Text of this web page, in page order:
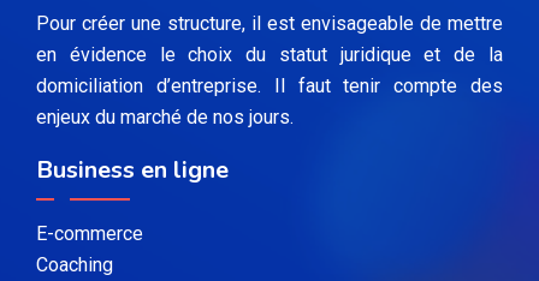
Pour créer une structure, il est envisageable de mettre
en évidence le choix du statut juridique et de la
domiciliation d’entreprise. Il faut tenir compte des
enjeux du marché de nos jours.
Business en ligne
E-commerce
Coaching